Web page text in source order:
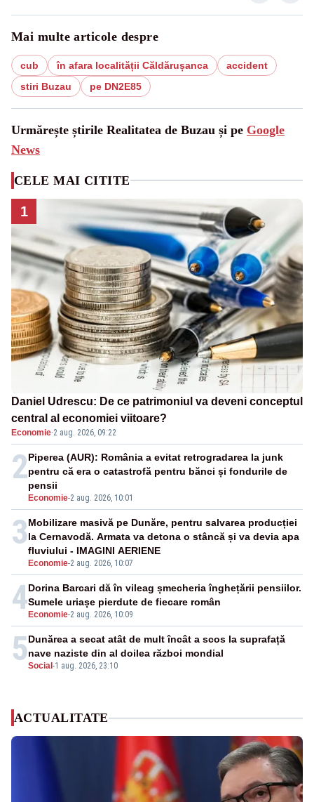
Mai multe articole despre
cub în afara localității Căldărușanca
accident
stiri Buzau
pe DN2E85
Urmărește știrile Realitatea de Buzau și pe Google
News
CELE MAI CITITE
1
Daniel Udrescu: De ce patrimoniul va deveni conceptul
central al economiei viitoare?
Economie·2 aug. 2026, 09:22
2
Economie-2 aug. 2026, 10:01
Piperea (AUR): România a evitat retrogradarea la junk
pentru că era o catastrofă pentru bănci și fondurile de
pensii
3
Economie-2 aug. 2026, 10:07
Mobilizare masivă pe Dunăre, pentru salvarea producției
la Cernavodă. Armata va detona o stâncă și va devia apa
fluviului - IMAGINI AERIENE
4 Economie-2 aug. 2026, 10:09
Dorina Barcari dă în vileag șmecheria înghețării pensiilor.
Sumele uriașe pierdute de fiecare român
5Social -1 aug. 2026, 23:10
Dunărea a secat atât de mult încât a scos la suprafață
nave naziste din al doilea război mondial
ACTUALITATE